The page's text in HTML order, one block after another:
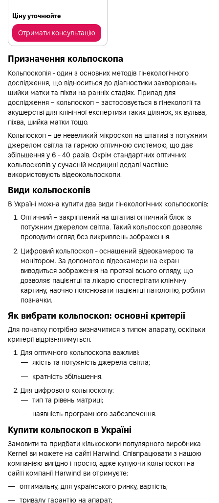
Ціну уточнюйте
Отримати консультацію
Призначення кольпоскопа
Кольпоскопія - один з основних методів гінекологічного
дослідження, що відноситься до діагностики захворювань
шийки матки та піхви на ранніх стадіях. Прилад для
дослідження – кольпоскоп – застосовується в гінекології та
акушерстві для клінічної експертизи таких ділянок, як вульва,
піхва, шийка матки тощо.
Кольпоскоп – це невеликий мікроскоп на штативі з потужним
джерелом світла та гарною оптичною системою, що дає
збільшення у 6 - 40 разів. Окрім стандартних оптичних
кольпоскопів у сучасній медицині дедалі частіше
використовують відеокольпоскопи.
Види кольпоскопів
В Україні можна купити два види гінекологічних кольпоскопів:
Оптичний – закріплений на штативі оптичний блок із
потужним джерелом світла. Такий кольпоскоп дозволяє
проводити огляд без викривлень зображення.
Цифровий кольпоскоп - оснащений відеокамерою та
монітором. За допомогою відеокамери на екран
виводиться зображення на протязі всього огляду, що
дозволяє пацієнтці та лікарю спостерігати клінічну
картину, наочно пояснювати пацієнтці патологію, робити
позначки.
Як вибрати кольпоскоп: основні критерії
Для початку потрібно визначитися з типом апарату, оскільки
критерії відрізнятимуться.
Для оптичного кольпоскопа важливі:
якість та потужність джерела світла;
кратність збільшення.
Для цифрового кольпоскопу:
тип та рівень матриці;
наявність програмного забезпечення.
Купити кольпоскоп в Україні
Замовити та придбати кількоскопи популярного виробника
Kernel ви можете на сайті Harwind. Співпрацювати з нашою
компанією вигідно і просто, адже купуючи кольпоскоп на
сайті компанії Harwind ви отримуєте:
оптимальну, для українського ринку, вартість;
тривалу гарантію на апарат;